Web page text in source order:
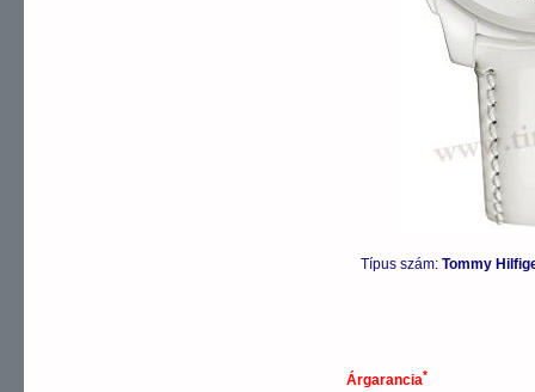
Típus szám: Tommy
Árgarancia*